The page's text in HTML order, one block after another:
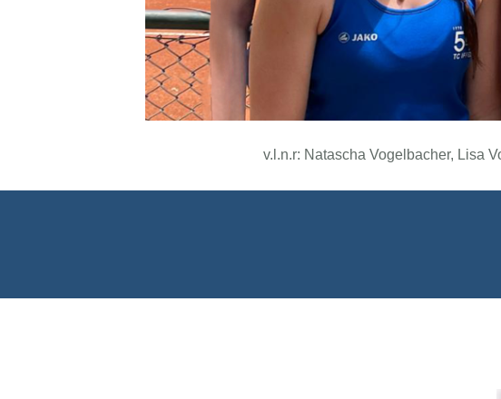
v.l.n.r: Natascha Vogelbacher, Lisa